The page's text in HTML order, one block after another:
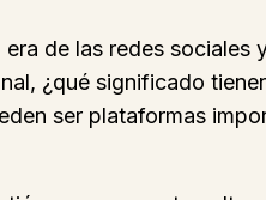
de las redes sociales
¿qué significado
ser plataformas